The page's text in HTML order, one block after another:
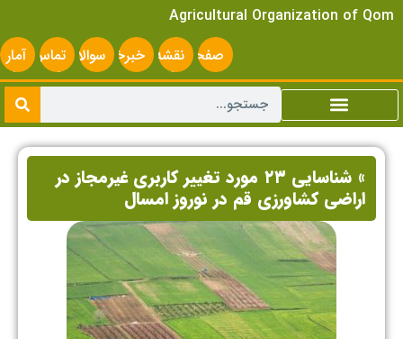
Agricultural Organization of Qom
صفحه
اصلی
نقشه
سایت
خبرخوانسوالات
متداول
تماس
با ما
آمار
» شناسایی ۲۳ مورد تغییر کاربری غیرمجاز در
اراضی کشاورزی قم در نوروز امسال